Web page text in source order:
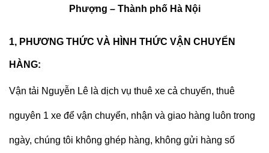
Phượng – Thành phố Hà Nội
1, PHƯƠNG THỨC VÀ HÌNH THỨC VẬN CHUYỂN
HÀNG:
Vận tải Nguyễn Lê là dịch vụ thuê xe cả chuyến, thuê
nguyên 1 xe để vận chuyển, nhận và giao hàng luôn trong
ngày, chúng tôi không ghép hàng, không gửi hàng số